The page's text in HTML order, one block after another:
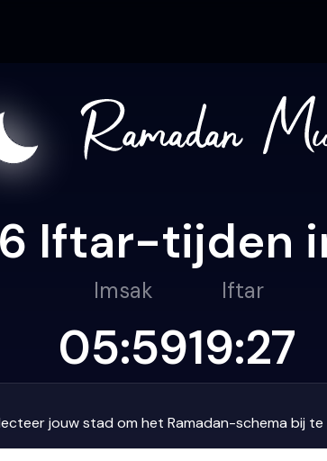
Iftar-tijden
Imsak
05:59
Iftar
19:27
jouw stad om het Ramadan-schema bij te